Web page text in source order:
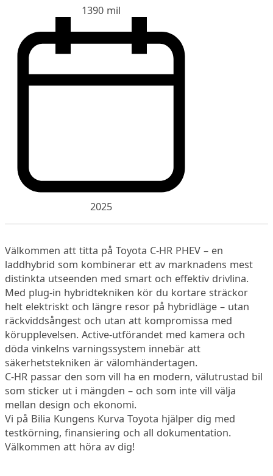
1390 mil
2025
Välkommen att titta på Toyota C-HR PHEV – en
laddhybrid som kombinerar ett av marknadens mest
distinkta utseenden med smart och effektiv drivlina.
Med plug-in hybridtekniken kör du kortare sträckor
helt elektriskt och längre resor på hybridläge – utan
räckviddsångest och utan att kompromissa med
körupplevelsen. Active-utförandet med kamera och
döda vinkelns varningssystem innebär att
säkerhetstekniken är välomhändertagen.
C-HR passar den som vill ha en modern, välutrustad bil
som sticker ut i mängden – och som inte vill välja
mellan design och ekonomi.
Vi på Bilia Kungens Kurva Toyota hjälper dig med
testkörning, finansiering och all dokumentation.
Välkommen att höra av dig!